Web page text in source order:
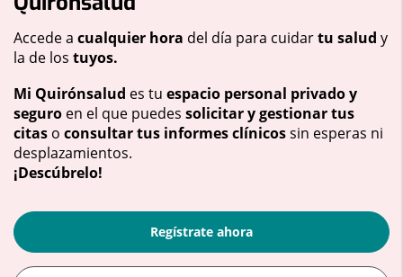
Accede a cualquier hora del día para cuidartu salud y
la de los tuyos.
Mi Quirónsalud es tu espacio personal privado y
seguro en el que puedes solicitar y gestionar tus
citas o consultar tus informes clínicossin esperas ni
desplazamientos.
¡Descúbrelo!
Regístrate ahora